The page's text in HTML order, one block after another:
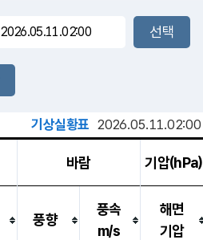
기상실황표 2026.05.11.02:00
바람 기압(hPa)
풍향
풍속
m/s
해면
기압